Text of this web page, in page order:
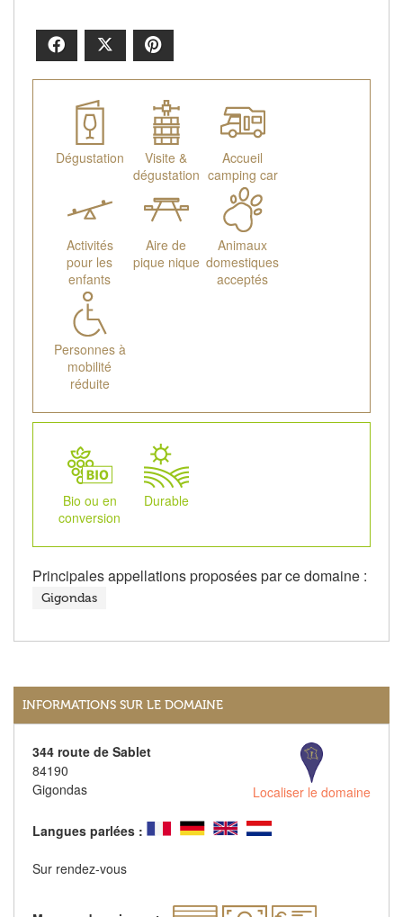
Facebook
Dégustation
Visite &
dégustation
Accueil
camping car
Activités
pour les
enfants
Aire de
pique nique
Animaux
domestiques
acceptés
Personnes à
mobilité
réduite
Bio ou en
conversion
Durable
Principales appellations proposées par ce domaine :
Gigondas
INFORMATIONS SUR LE DOMAINE
344 route de Sablet
84190
Gigondas
Localiser le domaine
Langues parlées :
Sur rendez-vous